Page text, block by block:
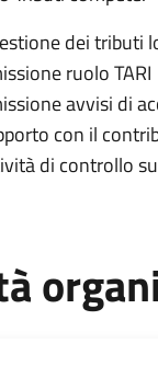
dei tributi
ruolo TARI
avvisi di
con il
di controllo